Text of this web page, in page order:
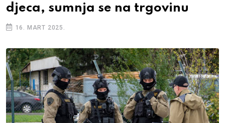
djeca, sumnja se na trgovinu
16. MART 2025.